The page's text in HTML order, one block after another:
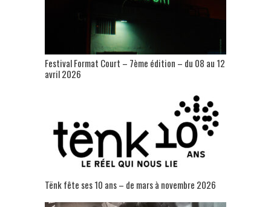
Festival Format Court – 7ème édition – du 08 au 12
avril 2026
Tënk fête ses 10 ans – de mars à novembre 2026